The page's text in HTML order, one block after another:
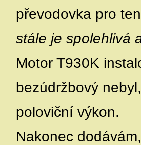
převodovka pro
stále je spolehlivá
Motor T930K
bezúdržbový
poloviční výkon.
Nakonec